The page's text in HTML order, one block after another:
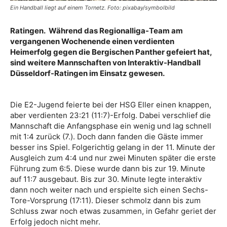
Ein Handball liegt auf einem Tornetz. Foto: pixabay/symbolbild
Ratingen. Während das Regionalliga-Team am
vergangenen Wochenende einen verdienten
Heimerfolg gegen die Bergischen Panther gefeiert hat,
sind weitere Mannschaften von Interaktiv-Handball
Düsseldorf-Ratingen im Einsatz gewesen.
Die E2-Jugend feierte bei der HSG Eller einen knappen,
aber verdienten 23:21 (11:7)-Erfolg. Dabei verschlief die
Mannschaft die Anfangsphase ein wenig und lag schnell
mit 1:4 zurück (7.). Doch dann fanden die Gäste immer
besser ins Spiel. Folgerichtig gelang in der 11. Minute der
Ausgleich zum 4:4 und nur zwei Minuten später die erste
Führung zum 6:5. Diese wurde dann bis zur 19. Minute
auf 11:7 ausgebaut. Bis zur 30. Minute legte interaktiv
dann noch weiter nach und erspielte sich einen Sechs-
Tore-Vorsprung (17:11). Dieser schmolz dann bis zum
Schluss zwar noch etwas zusammen, in Gefahr geriet der
Erfolg jedoch nicht mehr.